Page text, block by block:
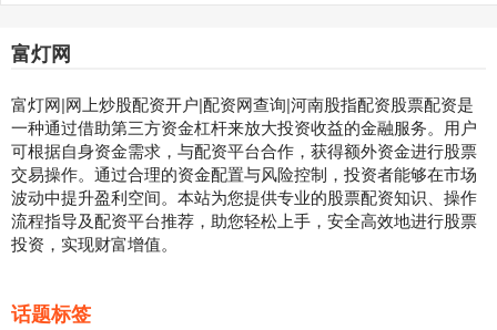
富灯网
富灯网|网上炒股配资开户|配资网查询|河南股指配资股票配资是
一种通过借助第三方资金杠杆来放大投资收益的金融服务。用户
可根据自身资金需求，与配资平台合作，获得额外资金进行股票
交易操作。通过合理的资金配置与风险控制，投资者能够在市场
波动中提升盈利空间。本站为您提供专业的股票配资知识、操作
流程指导及配资平台推荐，助您轻松上手，安全高效地进行股票
投资，实现财富增值。
话题标签